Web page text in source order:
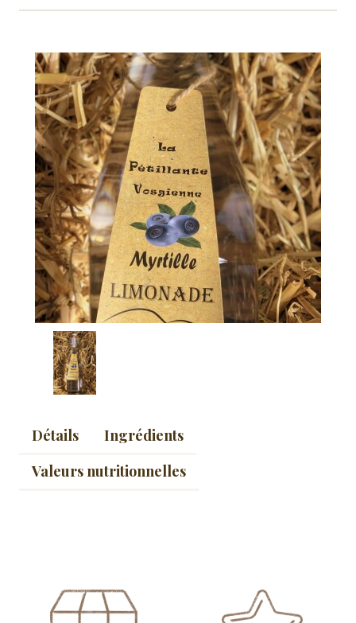
Détails
Ingrédients
Valeurs nutritionnelles